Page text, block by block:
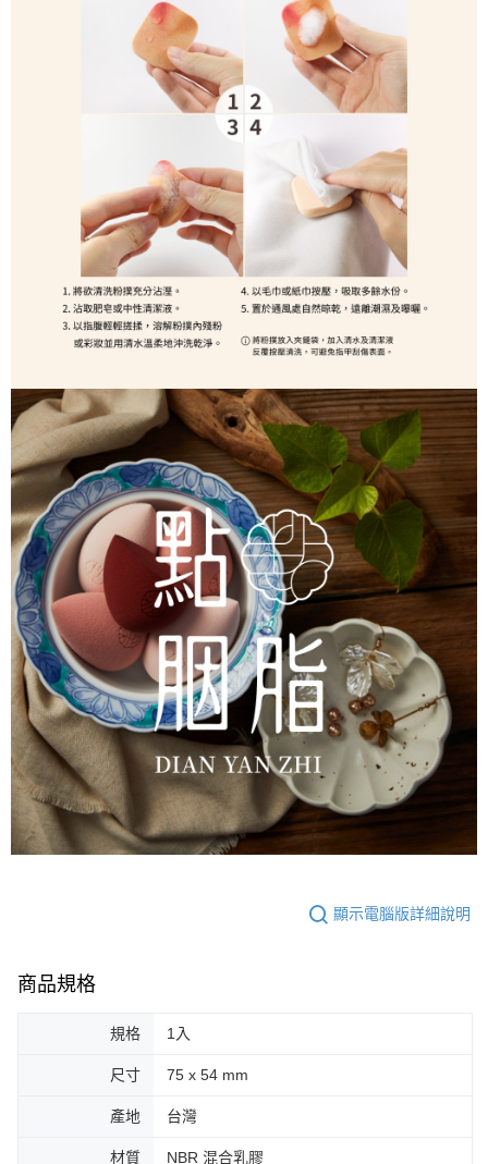
顯示電腦版詳細說明
商品規格
規格 1入
尺寸 75 x 54 mm
產地 台灣
材質 NBR 混合乳膠